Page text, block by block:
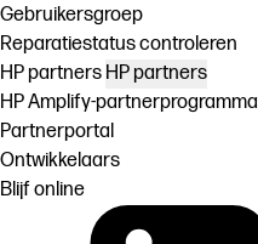
Gebruikersgroep
Reparatiestatus controleren
HP partners HP partners
HP Amplify-partnerprogramma
Partnerportal
Ontwikkelaars
Blijf online